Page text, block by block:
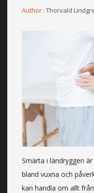
Author : Thorvald
Smärta i ländryggen
bland vuxna och
kan handla om allt